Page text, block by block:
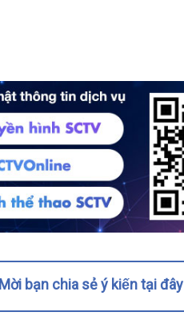
Mời bạn chia sẻ ý kiến tại đây